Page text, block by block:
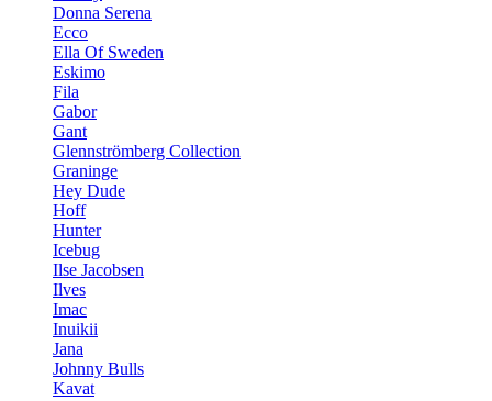
Donna Serena
Ecco
Ella Of Sweden
Eskimo
Fila
Gabor
Gant
Glennströmberg Collection
Graninge
Hey Dude
Hoff
Hunter
Icebug
Ilse Jacobsen
Ilves
Imac
Inuikii
Jana
Johnny Bulls
Kavat